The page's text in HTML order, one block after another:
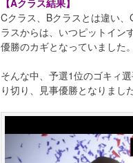
Cクラス、Bクラスとは違い
ラスからは、いつピットイン
優勝のカギとなっていました
そんな中、予選1位のゴキィ
り切り、見事優勝となりまし